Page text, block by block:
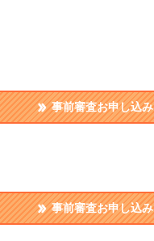
事前審査お申し込み
事前審査お申し込み